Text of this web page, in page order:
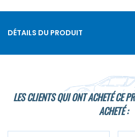
DÉTAILS DU PRODUIT
LES CLIENTS QUI ONT ACHETÉ CE
ACHETÉ :